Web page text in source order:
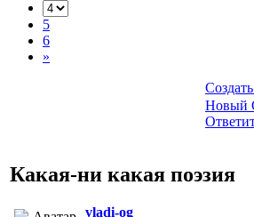
5
6
»
Новый
Какая-ни какая поэзия
vladi-og